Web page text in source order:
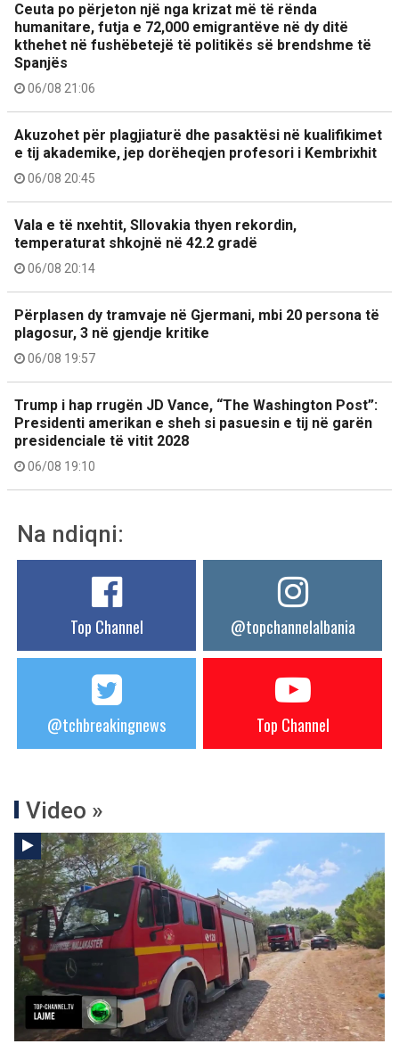
Ceuta po përjeton një nga krizat më të rënda
humanitare, futja e 72,000 emigrantëve në dy ditë
kthehet në fushëbetejë të politikës së brendshme të
Spanjës
06/08 21:06
Akuzohet për plagjiaturë dhe pasaktësi në kualifikimet
e tij akademike, jep dorëheqjen profesori i Kembrixhit
06/08 20:45
Vala e të nxehtit, Sllovakia thyen rekordin,
temperaturat shkojnë në 42.2 gradë
06/08 20:14
Përplasen dy tramvaje në Gjermani, mbi 20 persona të
plagosur, 3 në gjendje kritike
06/08 19:57
Trump i hap rrugën JD Vance, “The Washington Post”:
Presidenti amerikan e sheh si pasuesin e tij në garën
presidenciale të vitit 2028
06/08 19:10
Na ndiqni:
Top Channel @topchannelalbania
@tchbreakingnews Top Channel
Video »